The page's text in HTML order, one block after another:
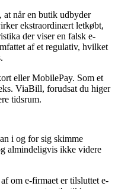
når en butik udbyder
ekstraordinært letkøbt,
der viser en falsk e-
af et regulativ, hvilket
eller MobilePay. Som et
ViaBill, forudsat du higer
tidsrum.
i og for sig skimme
almindeligvis ikke videre
om e-firmaet er tilsluttet e-